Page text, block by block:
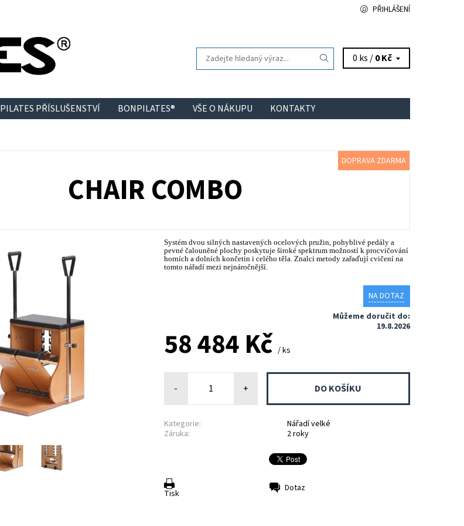
PŘIHLÁŠENÍ
0 ks /0 Kč
PILATES PŘÍSLUŠENSTVÍ BONPILATES® VŠE O NÁKUPU KONTAKTY
DOPRAVA ZDARMA
CHAIR COMBO
Systém dvou silných nastavených ocelových pružin, pohyblivé pedály a
pevné čalouněné plochy poskytuje široké spektrum možností k procvičování
horních a dolních končetin i celého těla. Znalci metody zařaďují cvičení na
tomto nářadí mezi nejnáročnější.
NA DOTAZ
Můžeme doručit do:
19.8.2026
58 484 Kč / ks
- +
Kategorie:
Nářadí velké
Záruka:
2 roky
Tisk Dotaz